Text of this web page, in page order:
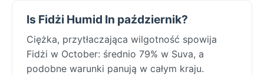
Is Fidżi Humid In październik?
Ciężka, przytłaczająca wilgotność spowija
Fidżi w October: średnio 79% w Suva, a
podobne warunki panują w całym kraju.